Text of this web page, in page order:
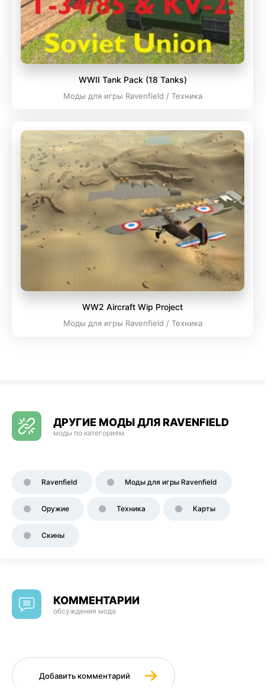
WWII Tank Pack (18 Tanks)
Моды для игры Ravenfield / Техника
WW2 Aircraft Wip Project
Моды для игры Ravenfield / Техника
ДРУГИЕ МОДЫ ДЛЯ RAVENFIELD
моды по категориям
Ravenfield Моды для игры Ravenfield
Оружие Техника Карты
Скины
КОММЕНТАРИИ
обсуждения мода
Добавить комментарий